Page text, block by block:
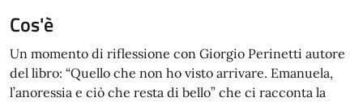
Cos'è
Un momento di riflessione con Giorgio Perinetti autore
del libro: “Quello che non ho visto arrivare. Emanuela,
l’anoressia e ciò che resta di bello” che ci racconta la